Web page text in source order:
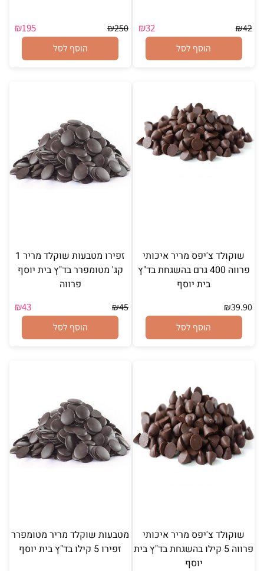
₪42
₪32
הוסף לסל
₪250
₪195
הוסף לסל
שוקולד צ'יפס מריר איכותי
פרווה 400 גרם בהשגחת בד"ץ
בית יוסף
₪39.90
הוסף לסל
זפירו מטבעות שוקלד מריר 1
קג' מטומפרר בד"ץ בית יוסף
פרווה
₪45
₪43
הוסף לסל
שוקולד צ'יפס מריר איכותי
פרווה 5 קילו בהשגחת בד"ץ בית
יוסף
מטבעות שוקלד מריר מטומפרר
זפירו 5 קילו בד"ץ בית יוסף